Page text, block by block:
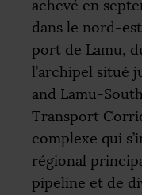
achevé en
dans le nord-
port de Lamu,
l’archipel situé
and Lamu-
Transport
complexe qui
régional
pipeline et de